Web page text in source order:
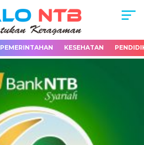
PEMERINTAHAN KESEHATAN